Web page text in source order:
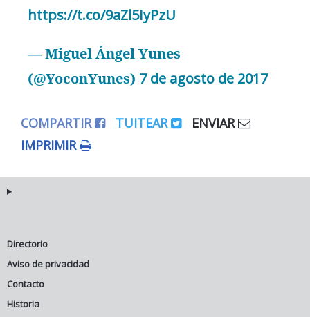
https://t.co/9aZl5IyPzU
— Miguel Ángel Yunes
(@YoconYunes) 7 de agosto de 2017
COMPARTIR TUITEAR
ENVIAR
IMPRIMIR
Directorio
Aviso de privacidad
Contacto
Historia